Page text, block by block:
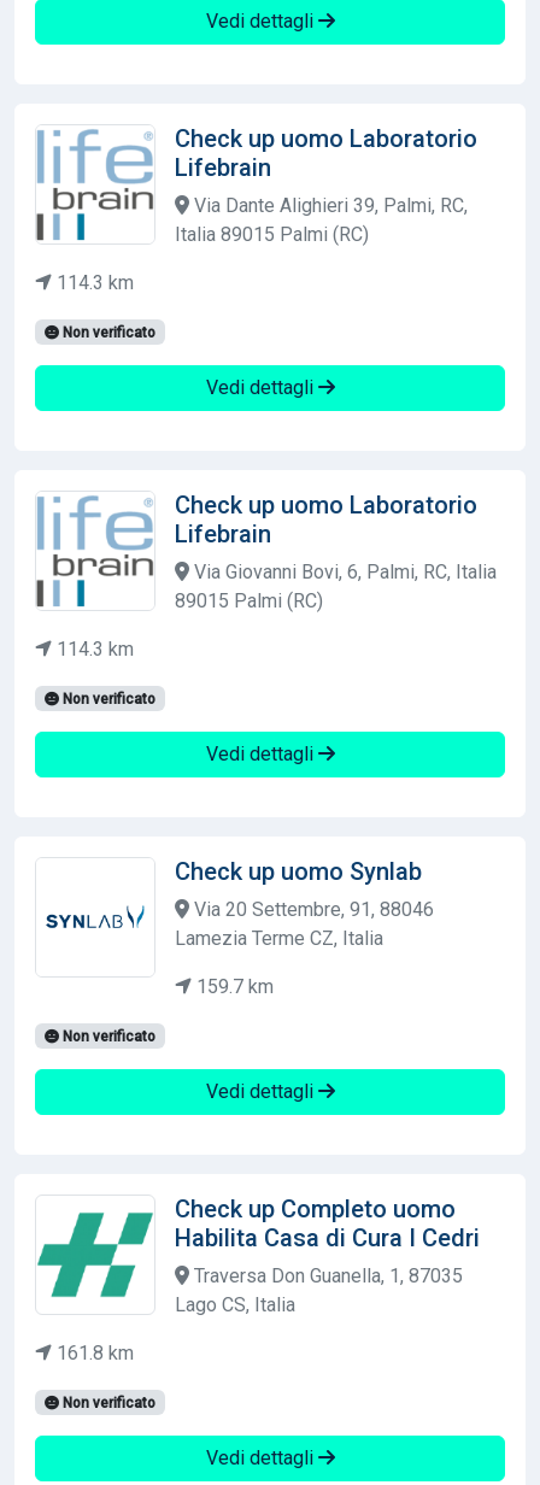
Vedi dettagli
Check up uomo Laboratorio
Lifebrain
Via Dante Alighieri 39, Palmi, RC,
Italia 89015 Palmi (RC)
114.3 km
Non verificato
Vedi dettagli
Check up uomo Laboratorio
Lifebrain
Via Giovanni Bovi, 6, Palmi, RC, Italia
89015 Palmi (RC)
114.3 km
Non verificato
Vedi dettagli
Check up uomo Synlab
Via 20 Settembre, 91, 88046
Lamezia Terme CZ, Italia
159.7 km
Non verificato
Vedi dettagli
Check up Completo uomo
Habilita Casa di Cura I Cedri
Traversa Don Guanella, 1, 87035
Lago CS, Italia
161.8 km
Non verificato
Vedi dettagli